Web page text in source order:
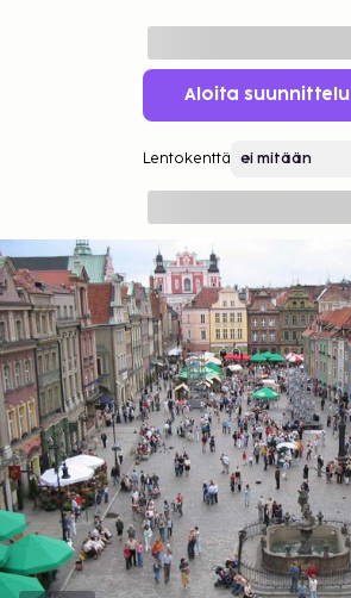
Aloita suunnittelu
Lentokenttä